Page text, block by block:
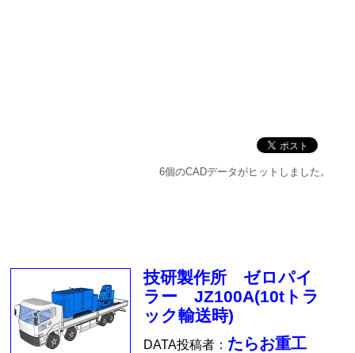
6個のCADデータがヒットしました。
技研製作所 ゼロパイ
ラー JZ100A(10tトラ
ック輸送時)
DATA投稿者： たらお重工